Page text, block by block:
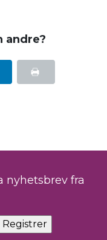
andre?
nyhetsbrev fra